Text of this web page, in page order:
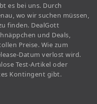
es bei uns. Durch
wo wir suchen müssen,
finden. DealGott
und Deals,
Preise. Wie zum
Datum verlost wird.
Test-Artikel oder
Kontingent gibt.